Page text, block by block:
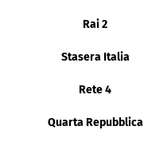
Rai 2
Stasera Italia
Rete 4
Quarta Repubblica